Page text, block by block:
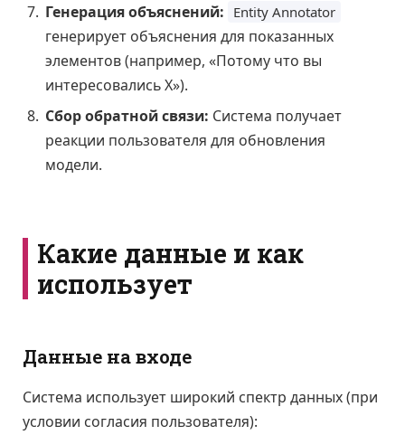
Генерация объяснений: Entity Annotator
генерирует объяснения для показанных
элементов (например, «Потому что вы
интересовались X»).
Сбор обратной связи: Система получает
реакции пользователя для обновления
модели.
Какие данные и как
использует
Данные на входе
Система использует широкий спектр данных (при
условии согласия пользователя):